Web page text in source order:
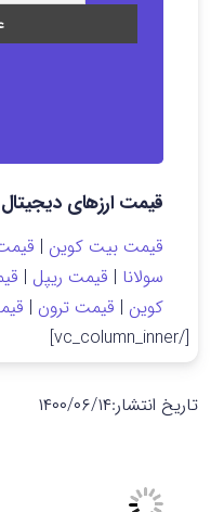
قیمت ارزهای دیجیتال
قیمت بیت کوین |
سولانا | قیمت ریپل |
کوین | قیمت ترون |
[/vc_column_inner]
تاریخ انتشار:۱۴۰۰/۰۶/۱۴